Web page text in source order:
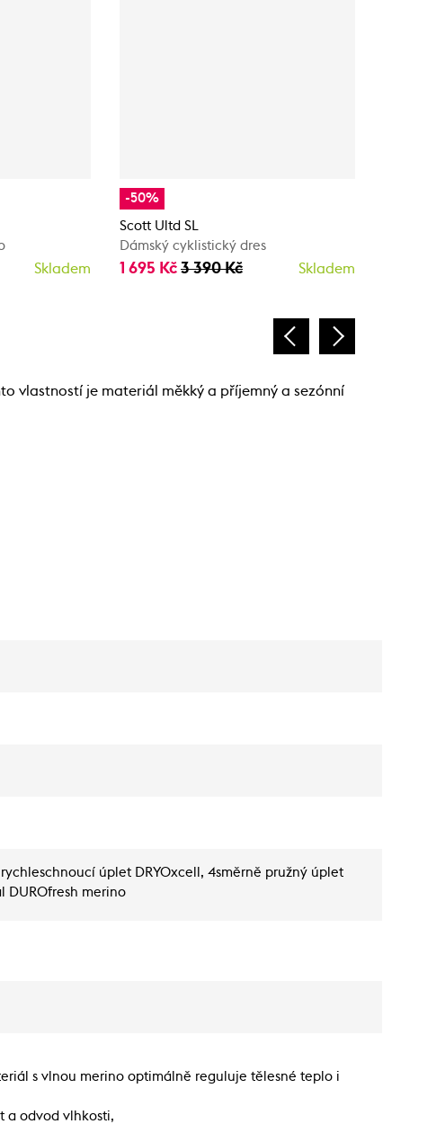
Skladem
-50%
Scott Ultd SL
Dámský cyklistický dres
1 695 Kč 3 390 Kč Skladem
vlastností je materiál měkký a příjemný a sezónní
úplet DRYOxcell, 4směrně pružný úplet
DUROfresh merino
s vlnou merino optimálně reguluje tělesné teplo i
a odvod vlhkosti,